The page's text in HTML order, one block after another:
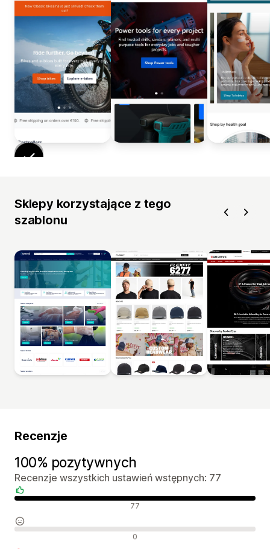
Sklepy korzystające z tego
szablonu
Recenzje
100% pozytywnych
Recenzje wszystkich ustawień wstępnych: 77
Pozytywne recenzje 77
Neutralne recenzje 0